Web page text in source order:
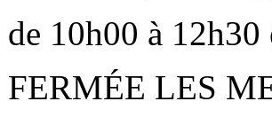
de 10h00 à
FERMÉE LES